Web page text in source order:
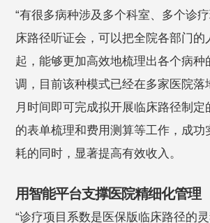
“有很多病种涉及多个科室、多个诊
床路径听证会，可以把全院各部门的
起，能够更加高效地梳理出各个病种
调，目前该种模式已经在多家医院落
月时间即可完成拟开展临床路径制定
的表单梳理和费用测算等工作，成功
耗的同时，显著提高有效收入。
用智能平台支撑医院精细化管理
“诊疗项目系数是医保版临床路径的灵